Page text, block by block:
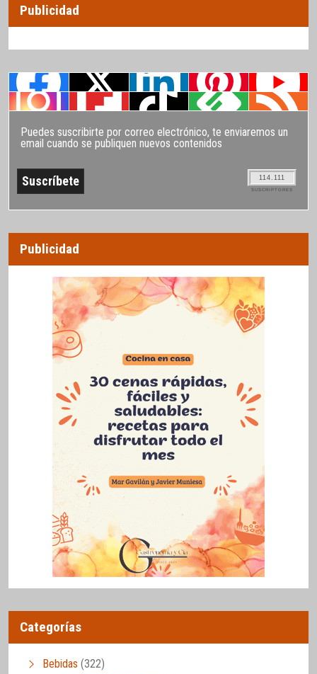
Publicidad
Puedes suscribirte por correo electrónico, te enviaremos un
email cuando se publiquen nuevos contenidos
114.111
SUSCRIPTORES
Publicidad
Categorías
Bebidas (322)